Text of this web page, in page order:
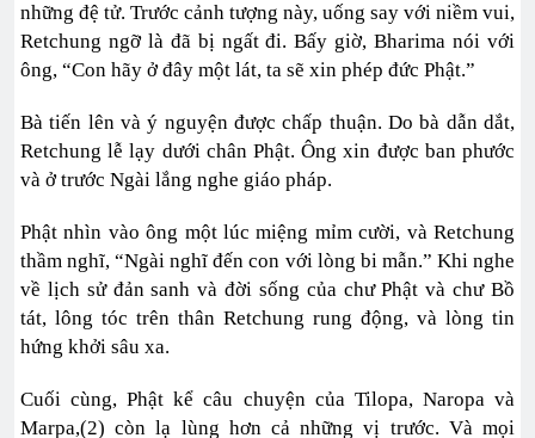
những đệ tử. Trước cảnh tượng này, uống say với niềm vui,
Retchung ngỡ là đã bị ngất đi. Bấy giờ, Bharima nói với
ông, “Con hãy ở đây một lát, ta sẽ xin phép đức Phật.”
Bà tiến lên và ý nguyện được chấp thuận. Do bà dẫn dắt,
Retchung lễ lạy dưới chân Phật. Ông xin được ban phước
và ở trước Ngài lắng nghe giáo pháp.
Phật nhìn vào ông một lúc miệng mỉm cười, và Retchung
thầm nghĩ, “Ngài nghĩ đến con với lòng bi mẫn.” Khi nghe
về lịch sử đản sanh và đời sống của chư Phật và chư Bồ
tát, lông tóc trên thân Retchung rung động, và lòng tin
hứng khởi sâu xa.
Cuối cùng, Phật kể câu chuyện của Tilopa, Naropa và
Marpa,(2) còn lạ lùng hơn cả những vị trước. Và mọi